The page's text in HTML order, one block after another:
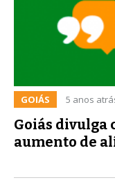
GOIÁS 5 anos
Goiás divulga
aumento de